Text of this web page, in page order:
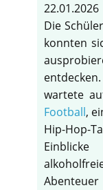
Die
konnten
wartete
Football,
Hip-Hop-